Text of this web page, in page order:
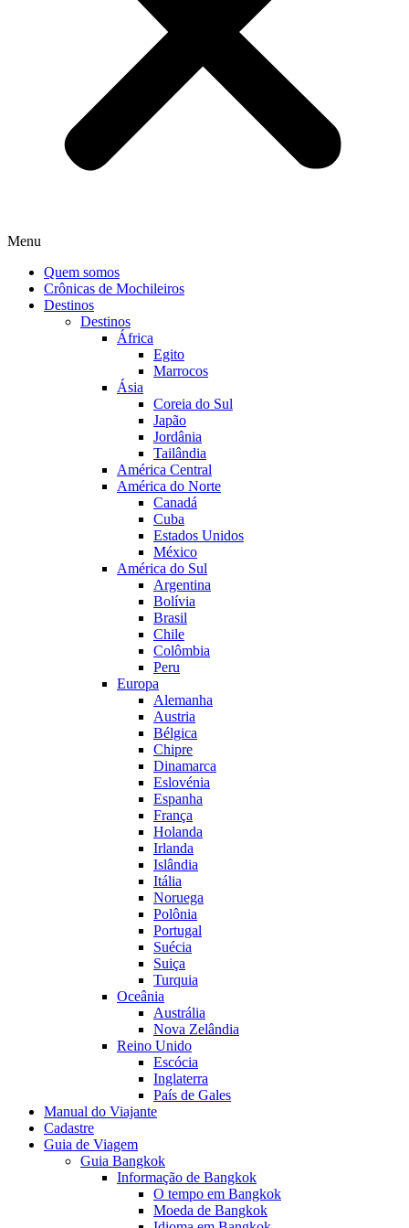
Menu
Quem somos
Crônicas de Mochileiros
Destinos
Destinos
África
Egito
Marrocos
Ásia
Coreia do Sul
Japão
Jordânia
Tailândia
América Central
América do Norte
Canadá
Cuba
Estados Unidos
México
América do Sul
Argentina
Bolívia
Brasil
Chile
Colômbia
Peru
Europa
Alemanha
Austria
Bélgica
Chipre
Dinamarca
Eslovénia
Espanha
França
Holanda
Irlanda
Islândia
Itália
Noruega
Polônia
Portugal
Suécia
Suiça
Turquia
Oceânia
Austrália
Nova Zelândia
Reino Unido
Escócia
Inglaterra
País de Gales
Manual do Viajante
Cadastre
Guia de Viagem
Guia Bangkok
Informação de Bangkok
O tempo em Bangkok
Moeda de Bangkok